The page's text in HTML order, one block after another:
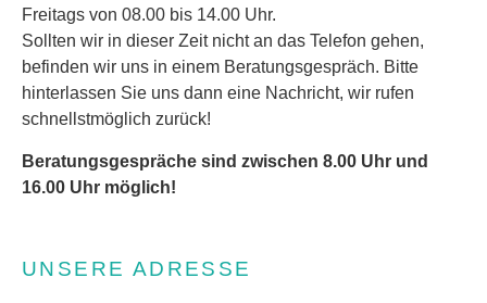
UNSERE ADRESSE
Freitags von 08.00 bis 14.00 Uhr.
Sollten wir in dieser Zeit nicht an das Telefon gehen,
befinden wir uns in einem Beratungsgespräch. Bitte
hinterlassen Sie uns dann eine Nachricht, wir rufen
schnellstmöglich zurück!
Beratungsgespräche sind zwischen 8.00 Uhr und
16.00 Uhr möglich!